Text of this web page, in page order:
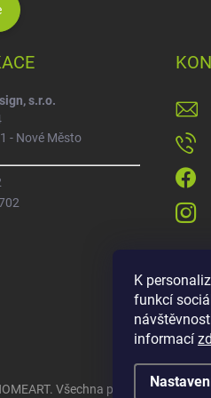
K
funkcí
informací
s.r.o.
- Nové Město
. Všechna práva vyhrazena.